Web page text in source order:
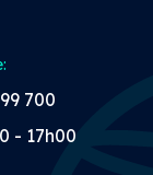
700
- 17h00